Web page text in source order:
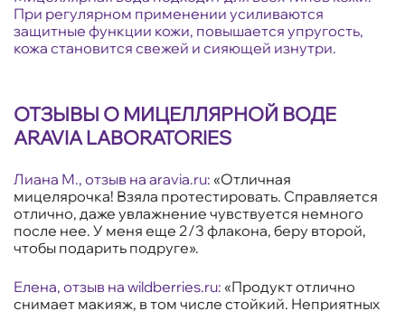
При регулярном применении усиливаются
защитные функции кожи, повышается упругость,
кожа становится свежей и сияющей изнутри.
ОТЗЫВЫ О МИЦЕЛЛЯРНОЙ ВОДЕ
ARAVIA LABORATORIES
Лиана М., отзыв на aravia.ru: «Отличная
мицелярочка! Взяла протестировать. Справляется
отлично, даже увлажнение чувствуется немного
после нее. У меня еще 2/3 флакона, беру второй,
чтобы подарить подруге».
Елена, отзыв на wildberries.ru: «Продукт отлично
снимает макияж, в том числе стойкий. Неприятных